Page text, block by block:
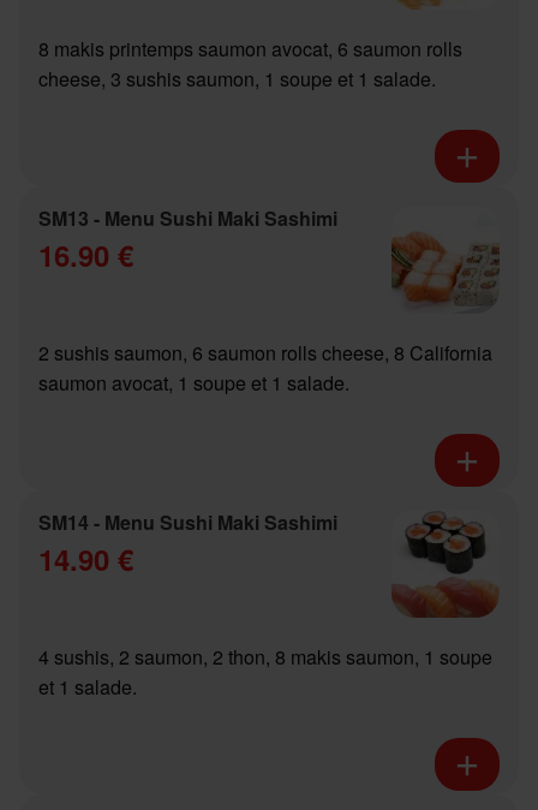
8 makis printemps saumon avocat, 6 saumon rolls
cheese, 3 sushis saumon, 1 soupe et 1 salade.
SM13 - Menu Sushi Maki Sashimi
16.90 €
2 sushis saumon, 6 saumon rolls cheese, 8 California
saumon avocat, 1 soupe et 1 salade.
SM14 - Menu Sushi Maki Sashimi
14.90 €
4 sushis, 2 saumon, 2 thon, 8 makis saumon, 1 soupe
et 1 salade.